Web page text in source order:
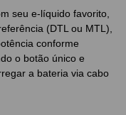
seu e-líquido favorito,
(DTL ou MTL),
conforme
o botão único e
a bateria via cabo